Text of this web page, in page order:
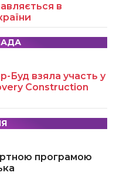
в
Буд взяла участь у
Construction
програмою